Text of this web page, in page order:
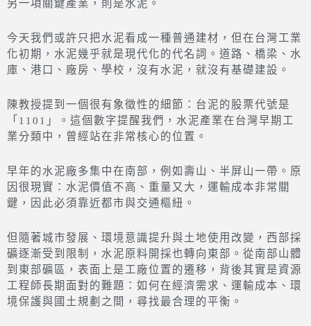
另一項關鍵產業，則是水泥。
今天我們或許只把水泥看成一種普通建材，但在台灣工業
化初期，水泥幾乎就是現代化的代名詞。道路、橋梁、水
庫、港口、廠房、學校，沒有水泥，就沒有基礎建設。
陳教授提到一個很有象徵性的細節：台泥的股票代號是
「1101」。這個數字提醒我們，水泥產業在台灣早期工
業分類中，曾經站在非常核心的位置。
早年的水泥廠多集中在南部，例如壽山、半屏山一帶。原
因很現實：水泥價值不高、重量又大，運輸成本非常關
鍵，因此必須靠近都市與交通樞紐。
但隨著城市發展、環境意識提升與土地使用改變，西部採
礦逐漸受到限制，水泥原料開採也轉向東部。從南部山體
到東部礦區，表面上是工廠位置的遷移，背後其實是資源
工程師長期面對的難題：如何在經濟需求、運輸成本、環
境保護與國土規劃之間，尋找最合理的平衡。